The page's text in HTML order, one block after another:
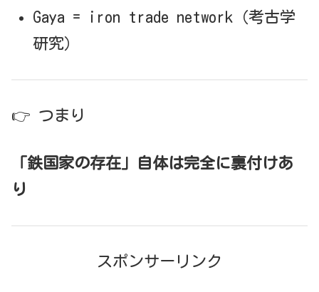
Gaya = iron trade network（考古学
研究）
👉 つまり
「鉄国家の存在」自体は完全に裏付けあ
り
スポンサーリンク